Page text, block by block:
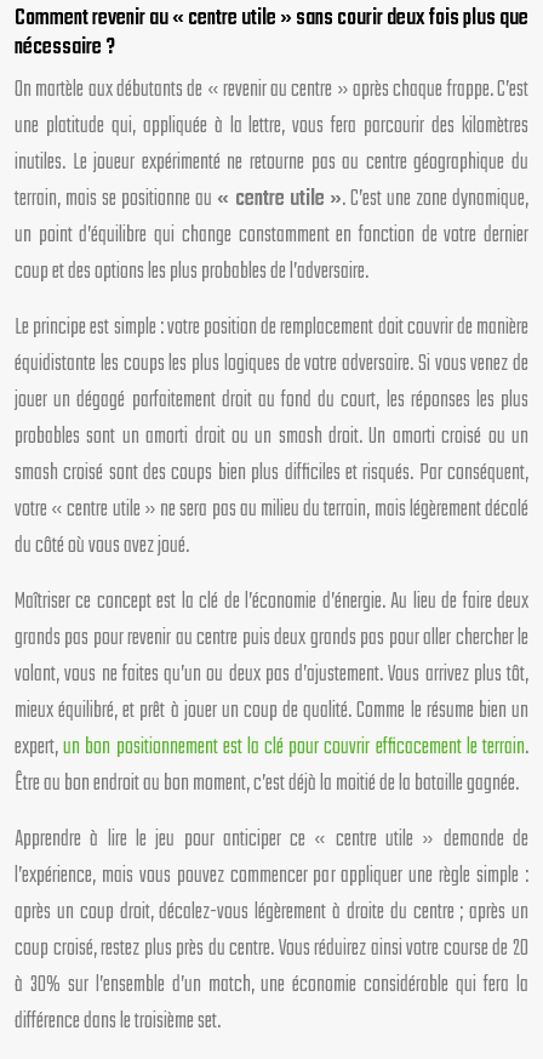
Comment revenir au « centre utile » sans courir deux fois plus que
nécessaire ?
On martèle aux débutants de « revenir au centre » après chaque frappe. C’est
une platitude qui, appliquée à la lettre, vous fera parcourir des kilomètres
inutiles. Le joueur expérimenté ne retourne pas au centre géographique du
terrain, mais se positionne au « centre utile ». C’est une zone dynamique,
un point d’équilibre qui change constamment en fonction de votre dernier
coup et des options les plus probables de l’adversaire.
Le principe est simple : votre position de remplacement doit couvrir de manière
équidistante les coups les plus logiques de votre adversaire. Si vous venez de
jouer un dégagé parfaitement droit au fond du court, les réponses les plus
probables sont un amorti droit ou un smash droit. Un amorti croisé ou un
smash croisé sont des coups bien plus difficiles et risqués. Par conséquent,
votre « centre utile » ne sera pas au milieu du terrain, mais légèrement décalé
du côté où vous avez joué.
Maîtriser ce concept est la clé de l’économie d’énergie. Au lieu de faire deux
grands pas pour revenir au centre puis deux grands pas pour aller chercher le
volant, vous ne faites qu’un ou deux pas d’ajustement. Vous arrivez plus tôt,
mieux équilibré, et prêt à jouer un coup de qualité. Comme le résume bien un
expert,un bon positionnement est la clé pour couvrir efficacement le terrain.
Être au bon endroit au bon moment, c’est déjà la moitié de la bataille gagnée.
Apprendre à lire le jeu pour anticiper ce « centre utile » demande de
l’expérience, mais vous pouvez commencer par appliquer une règle simple :
après un coup droit, décalez-vous légèrement à droite du centre ; après un
coup croisé, restez plus près du centre. Vous réduirez ainsi votre course de 20
à 30% sur l’ensemble d’un match, une économie considérable qui fera la
différence dans le troisième set.